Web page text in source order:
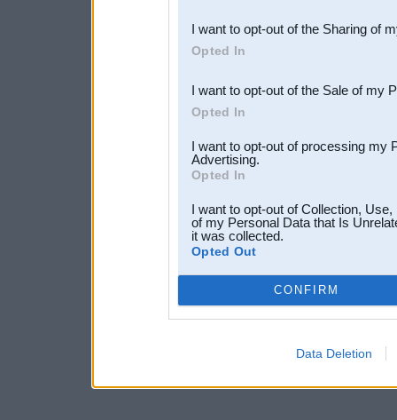
Downstream Participants
third parties.
I want to opt-out of the Sharing of
Opted In
I want to opt-out of the Sale of my
Opted In
I want to opt-out of processing my
Advertising.
Opted In
I want to opt-out of Collection,
of my Personal Data that Is
it was collected.
Opted Out
CONFIRM
Data Deletion